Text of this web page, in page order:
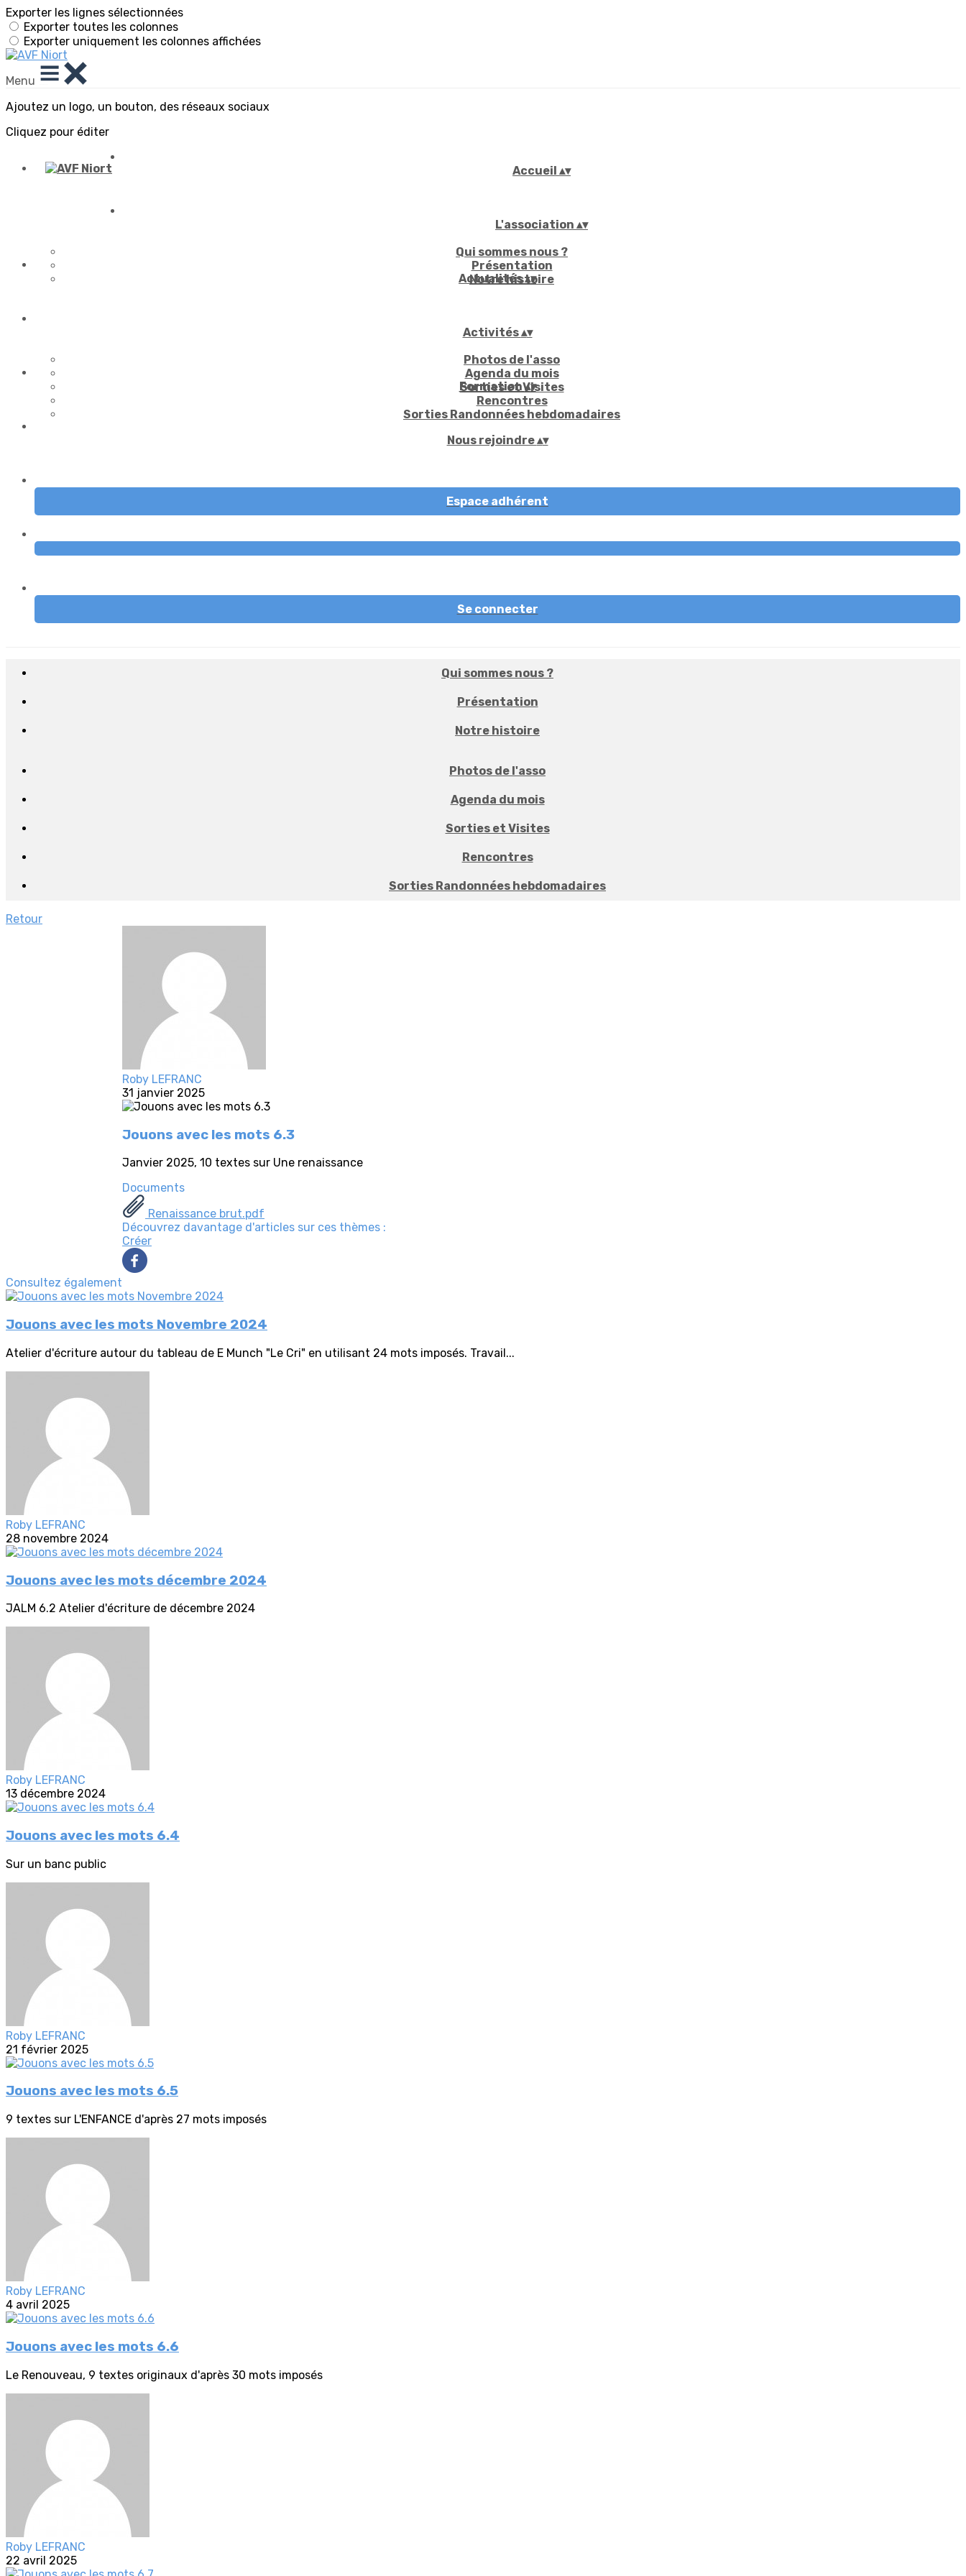
Exporter les lignes sélectionnées
Exporter toutes les colonnes
Exporter uniquement les colonnes affichées
Menu
Ajoutez un logo, un bouton, des réseaux sociaux
Cliquez pour éditer
Accueil ▴▾
L'association ▴▾
Qui sommes nous ?
Présentation
Notre histoire
Actualités▴▾
Activités▴▾
Photos de l'asso
Agenda du mois
Sorties et Visites
Rencontres
Sorties Randonnées hebdomadaires
Formation▴▾
Nous rejoindre▴▾
Espace adhérent
Se connecter
Qui sommes nous ?
Présentation
Notre histoire
Photos de l'asso
Agenda du mois
Sorties et Visites
Rencontres
Sorties Randonnées hebdomadaires
Retour
Roby LEFRANC
31 janvier 2025
Jouons avec les mots 6.3
Janvier 2025, 10 textes sur Une renaissance
Documents
Renaissance brut.pdf
Découvrez davantage d'articles sur ces thèmes :
Créer
Consultez également
Jouons avec les mots Novembre 2024
Atelier d'écriture autour du tableau de E Munch "Le Cri" en utilisant 24 mots imposés. Travail...
Roby LEFRANC
28 novembre 2024
Jouons avec les mots décembre 2024
JALM 6.2 Atelier d'écriture de décembre 2024
Roby LEFRANC
13 décembre 2024
Jouons avec les mots 6.4
Sur un banc public
Roby LEFRANC
21 février 2025
Jouons avec les mots 6.5
9 textes sur L'ENFANCE d'après 27 mots imposés
Roby LEFRANC
4 avril 2025
Jouons avec les mots 6.6
Le Renouveau, 9 textes originaux d'après 30 mots imposés
Roby LEFRANC
22 avril 2025